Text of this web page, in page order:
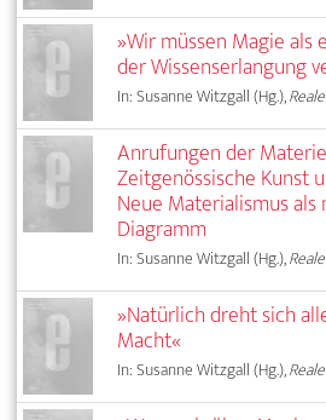
»Wir müssen Magie als
der Wissenserlangung
In: Susanne Witzgall (Hg.),
Anrufungen der
Zeitgenössische Kunst
Neue Materialismus als
Diagramm
In: Susanne Witzgall (Hg.),
»Natürlich dreht sich
Macht«
In: Susanne Witzgall (Hg.),